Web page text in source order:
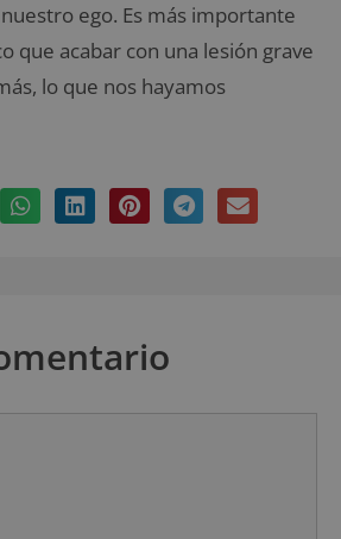
ego. Es más importante
que acabar con una lesión grave
lo que nos hayamos